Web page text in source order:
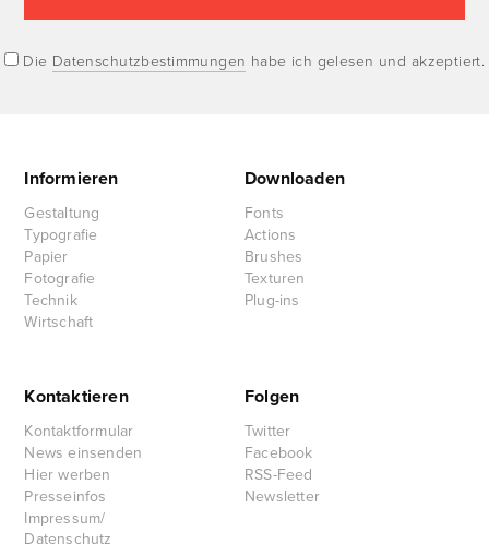
Die Datenschutzbestimmungen habe ich gelesen und akzeptiert.
Informieren
Gestaltung
Typografie
Papier
Fotografie
Technik
Wirtschaft
Downloaden
Fonts
Actions
Brushes
Texturen
Plug-ins
Kontaktieren
Kontaktformular
News einsenden
Hier werben
Presseinfos
Impressum/
Datenschutz
Folgen
Twitter
Facebook
RSS-Feed
Newsletter